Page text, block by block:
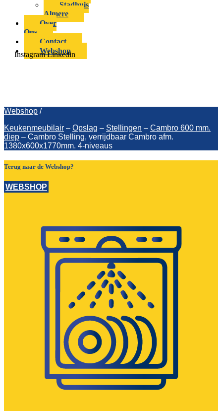
Stadhuis
Almere
Over
Ons
Contact
Webshop
Instagram Linkedin
Webshop /
Keukenmeubilair – Opslag – Stellingen – Cambro 600 mm.
diep – Cambro Stelling, verrijdbaar Cambro afm.
1380x600x1770mm. 4-niveaus
Terug naar de Webshop?
WEBSHOP